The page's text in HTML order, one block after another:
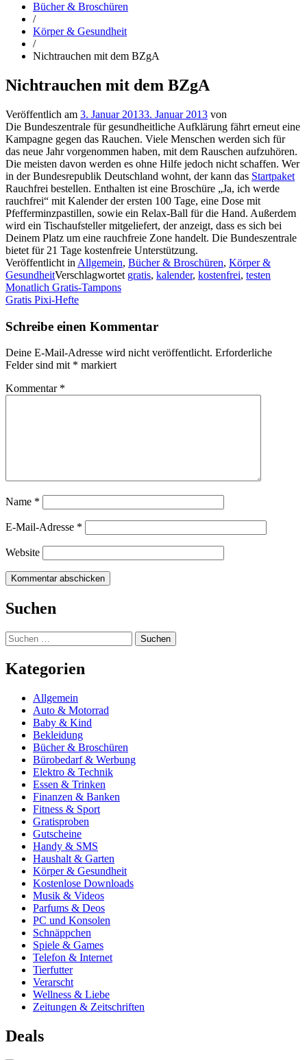
Bücher & Broschüren
/
Körper & Gesundheit
/
Nichtrauchen mit dem BZgA
Nichtrauchen mit dem BZgA
Veröffentlich am 3. Januar 20133. Januar 2013 von
Die Bundeszentrale für gesundheitliche Aufklärung fährt erneut eine
Kampagne gegen das Rauchen. Viele Menschen werden sich für
das neue Jahr vorgenommen haben, mit dem Rauschen aufzuhören.
Die meisten davon werden es ohne Hilfe jedoch nicht schaffen. Wer
in der Bundesrepublik Deutschland wohnt, der kann das Startpaket
Rauchfrei bestellen. Enthalten ist eine Broschüre „Ja, ich werde
rauchfrei“ mit Kalender der ersten 100 Tage, eine Dose mit
Pfefferminzpastillen, sowie ein Relax-Ball für die Hand. Außerdem
wird ein Tischaufsteller mitgeliefert, der anzeigt, dass es sich bei
Deinem Platz um eine rauchfreie Zone handelt. Die Bundeszentrale
bietet für 21 Tage kostenfreie Unterstützung.
Veröffentlicht in Allgemein, Bücher & Broschüren, Körper &
GesundheitVerschlagwortet gratis, kalender, kostenfrei, testen
Beitragsnavigation
Monatlich Gratis-Tampons
Gratis Pixi-Hefte
Schreibe einen Kommentar
Deine E-Mail-Adresse wird nicht veröffentlicht. Erforderliche
Felder sind mit * markiert
Kommentar *
Name *
E-Mail-Adresse *
Website
Suchen
Suchen
nach:
Kategorien
Allgemein
Auto & Motorrad
Baby & Kind
Bekleidung
Bücher & Broschüren
Bürobedarf & Werbung
Elektro & Technik
Essen & Trinken
Finanzen & Banken
Fitness & Sport
Gratisproben
Gutscheine
Handy & SMS
Haushalt & Garten
Körper & Gesundheit
Kostenlose Downloads
Musik & Videos
Parfums & Deos
PC und Konsolen
Schnäppchen
Spiele & Games
Telefon & Internet
Tierfutter
Verarscht
Wellness & Liebe
Zeitungen & Zeitschriften
Deals